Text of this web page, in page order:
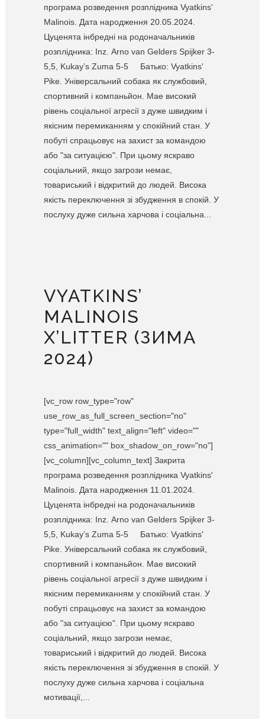
програма розведення розплідника Vyatkins'
Malinois. Дата народження 20.05.2024.
Цуценята інбредні на родоначальників
розплідника: Inz. Arno van Gelders Spijker 3-
5,5, Kukay’s Zuma 5-5 Батько: Vyatkins'
Pike. Універсальний собака як службовий,
спортивний і компаньйон. Мае високий
рівень соціальної агресії з дуже швидким і
якісним перемиканням у спокійний стан. У
побуті спрацьовує на захист за командою
або "за ситуацією". При цьому яскраво
соціальний, якщо загрози немає,
товариський і відкритий до людей. Висока
якість переключення зі збудження в спокій. У
послуху дуже сильна харчова і соціальна...
VYATKINS’
MALINOIS
X’LITTER (ЗИМА
2024)
[vc_row row_type="row"
use_row_as_full_screen_section="no"
type="full_width" text_align="left" video=""
css_animation="" box_shadow_on_row="no"]
[vc_column][vc_column_text] Закрита
програма розведення розплідника Vyatkins'
Malinois. Дата народження 11.01.2024.
Цуценята інбредні на родоначальників
розплідника: Inz. Arno van Gelders Spijker 3-
5,5, Kukay’s Zuma 5-5 Батько: Vyatkins'
Pike. Універсальний собака як службовий,
спортивний і компаньйон. Мае високий
рівень соціальної агресії з дуже швидким і
якісним перемиканням у спокійний стан. У
побуті спрацьовує на захист за командою
або "за ситуацією". При цьому яскраво
соціальний, якщо загрози немає,
товариський і відкритий до людей. Висока
якість переключення зі збудження в спокій. У
послуху дуже сильна харчова і соціальна
мотивації,...